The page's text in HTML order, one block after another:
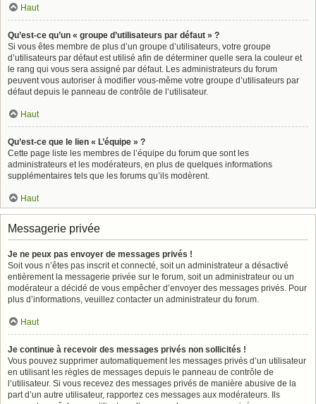
Haut
Qu’est-ce qu’un « groupe d’utilisateurs par défaut » ?
Si vous êtes membre de plus d’un groupe d’utilisateurs, votre groupe
d’utilisateurs par défaut est utilisé afin de déterminer quelle sera la couleur et
le rang qui vous sera assigné par défaut. Les administrateurs du forum
peuvent vous autoriser à modifier vous-même votre groupe d’utilisateurs par
défaut depuis le panneau de contrôle de l’utilisateur.
Haut
Qu’est-ce que le lien « L’équipe » ?
Cette page liste les membres de l’équipe du forum que sont les
administrateurs et les modérateurs, en plus de quelques informations
supplémentaires tels que les forums qu’ils modèrent.
Haut
Messagerie privée
Je ne peux pas envoyer de messages privés !
Soit vous n’êtes pas inscrit et connecté, soit un administrateur a désactivé
entièrement la messagerie privée sur le forum, soit un administrateur ou un
modérateur a décidé de vous empêcher d’envoyer des messages privés. Pour
plus d’informations, veuillez contacter un administrateur du forum.
Haut
Je continue à recevoir des messages privés non sollicités !
Vous pouvez supprimer automatiquement les messages privés d’un utilisateur
en utilisant les règles de messages depuis le panneau de contrôle de
l’utilisateur. Si vous recevez des messages privés de manière abusive de la
part d’un autre utilisateur, rapportez ces messages aux modérateurs. Ils